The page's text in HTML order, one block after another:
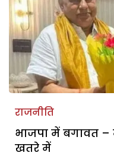
राजनीति
भाजपा में बगावत –
खतरे में